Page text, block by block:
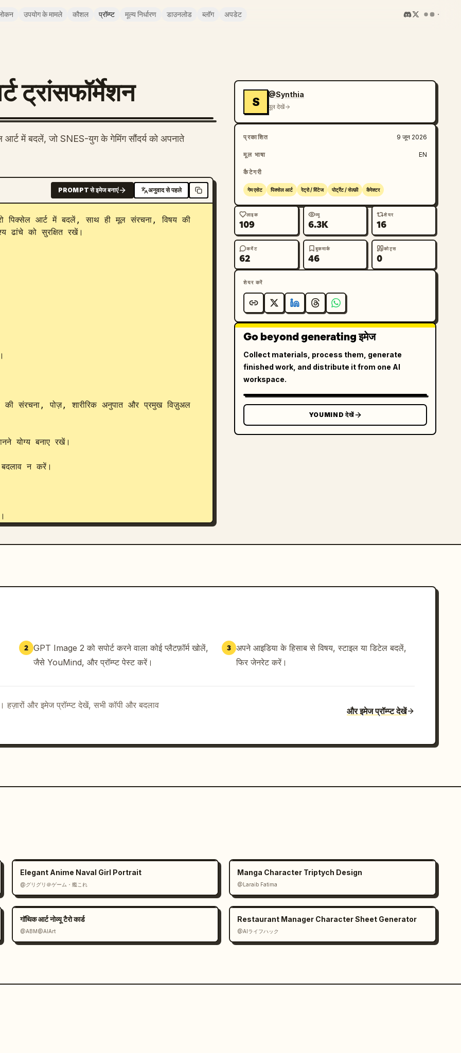
उपयोग के मामले कौशल प्रॉम्प्ट मूल्य निर्धारण डाउनलोड ब्लॉग अपडेट
ट्रांसफॉर्मेशन
आर्ट में बदलें, जो SNES-युग के गेमिंग सौंदर्य को अपनाते
PROMPT से इमेज बनाएं अनुवाद से पहले
पिक्सेल आर्ट में बदलें, साथ ही मूल संरचना, विषय की
ढांचे को सुरक्षित रखें।
की संरचना, पोज़, शारीरिक अनुपात और प्रमुख विज़ुअल
योग्य बनाए रखें।
न करें।
करें।
S
@Synthia
मूल देखें
प्रकाशित 9 जून 2026
मूल भाषा EN
कैटेगरी
गेम एसेट पिक्सेल आर्ट रेट्रो / विंटेज पोर्ट्रेट / सेल्फ़ी कैरेक्टर
लाइक
109
व्यू
6.3K
शेयर
16
कमेंट
62
बुकमार्क
46
कोट्स
0
शेयर करें
Go beyond generating इमेज
Collect materials, process them, generate
finished work, and distribute it from one AI
workspace.
YOUMIND देखें
2 GPT Image 2 को सपोर्ट करने वाला कोई प्लैटफ़ॉर्म खोलें,
जैसे YouMind, और प्रॉम्प्ट पेस्ट करें।
3 अपने आइडिया के हिसाब से विषय, स्टाइल या डिटेल बदलें,
फिर जेनरेट करें।
हज़ारों और इमेज प्रॉम्प्ट देखें, सभी कॉपी और बदलाव
और इमेज प्रॉम्प्ट देखें
Elegant Anime Naval Girl Portrait
@グリグリ＠ゲーム・艦これ
Manga Character Triptych Design
@Laraib Fatima‎
गॉथिक आर्ट नोव्यू टैरो कार्ड
@ABM@AIArt
Restaurant Manager Character Sheet Generator
@AIライフハック